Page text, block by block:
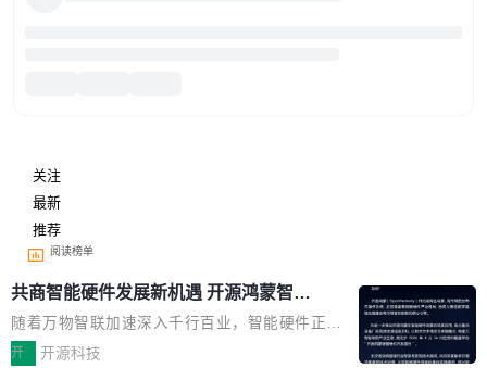
关注
最新
推荐
阅读榜单
共商智能硬件发展新机遇 开源鸿蒙智能
硬件开发者日杭州站即将举行
随着万物智联加速深入千行百业，智能硬件正从
单点设备迈向智能化、网联化、协同化发展。作
开 开源科技